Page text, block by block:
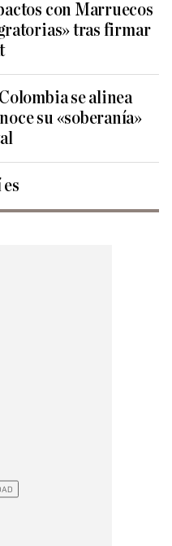
con Marruecos
tras firmar
se alinea
su «soberanía»